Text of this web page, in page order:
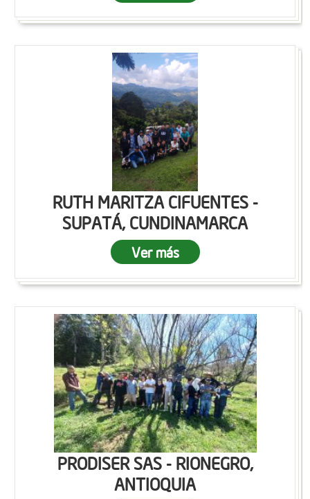
RUTH MARITZA CIFUENTES -
SUPATÁ, CUNDINAMARCA
Ver más
PRODISER SAS - RIONEGRO,
ANTIOQUIA